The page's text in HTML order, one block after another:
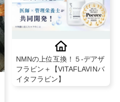
NMNの上位互換！５-デアザ
フラビン＋【VITAFLAVINバ
イタフラビン】